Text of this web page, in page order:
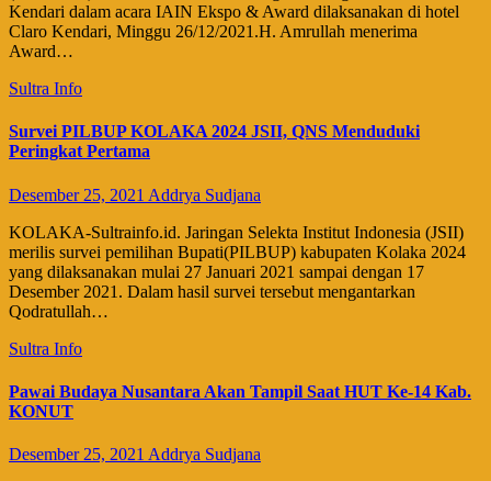
Kendari dalam acara IAIN Ekspo & Award dilaksanakan di hotel
Claro Kendari, Minggu 26/12/2021.H. Amrullah menerima
Award…
Sultra Info
Survei PILBUP KOLAKA 2024 JSII, QNS Menduduki
Peringkat Pertama
Desember 25, 2021 Addrya Sudjana
KOLAKA-Sultrainfo.id. Jaringan Selekta Institut Indonesia (JSII)
merilis survei pemilihan Bupati(PILBUP) kabupaten Kolaka 2024
yang dilaksanakan mulai 27 Januari 2021 sampai dengan 17
Desember 2021. Dalam hasil survei tersebut mengantarkan
Qodratullah…
Sultra Info
Pawai Budaya Nusantara Akan Tampil Saat HUT Ke-14 Kab.
KONUT
Desember 25, 2021 Addrya Sudjana